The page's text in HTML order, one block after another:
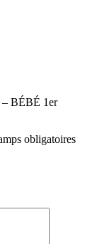
– BÉBÉ 1er
obligatoires